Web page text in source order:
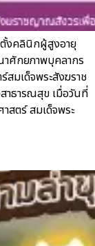
งคลินิกผู้สูงอายุ
ศักยภาพบุคลากร
สมเด็จพระสังฆราช
าธารณสุข เมื่อวันที่
สตร์ สมเด็จพระ